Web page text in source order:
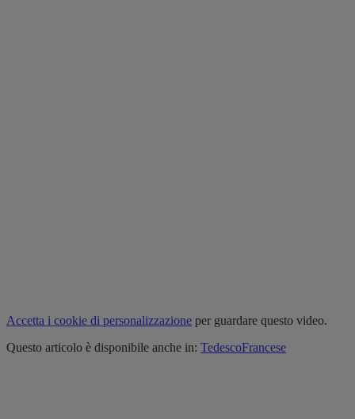
Accetta i cookie di personalizzazione per guardare questo video.
Questo articolo è disponibile anche in: TedescoFrancese